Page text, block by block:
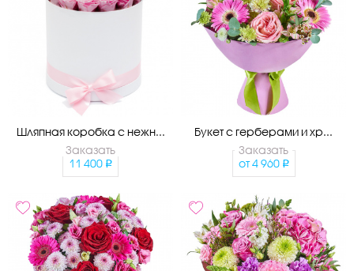
Шляпная коробка с нежн...
Заказать
11 400
Букет с герберами и хр...
Заказать
от 4 960